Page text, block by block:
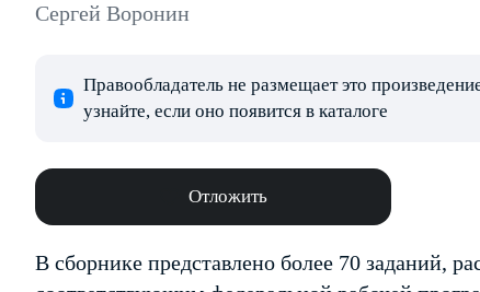
Сергей Воронин
Правообладатель не размещает это
узнайте, если оно появится в каталоге
Отложить
В сборнике представлено более 70 заданий,